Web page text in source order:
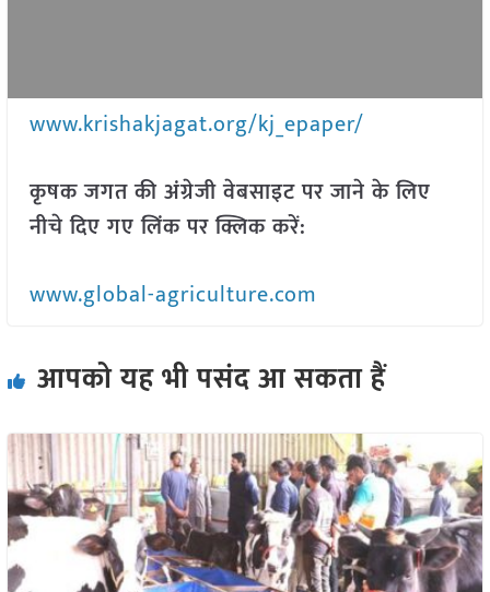
www.krishakjagat.org/kj_epaper/
कृषक जगत की अंग्रेजी वेबसाइट पर जाने के लिए
नीचे दिए गए लिंक पर क्लिक करें:
www.global-agriculture.com
आपको यह भी पसंद आ सकता हैं